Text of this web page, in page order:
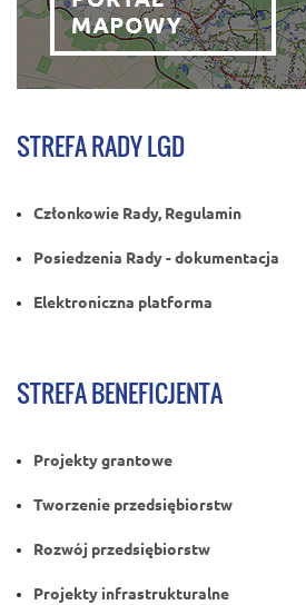
STREFA RADY LGD
Członkowie Rady, Regulamin
Posiedzenia Rady - dokumentacja
Elektroniczna platforma
STREFA BENEFICJENTA
Projekty grantowe
Tworzenie przedsiębiorstw
Rozwój przedsiębiorstw
Projekty infrastrukturalne